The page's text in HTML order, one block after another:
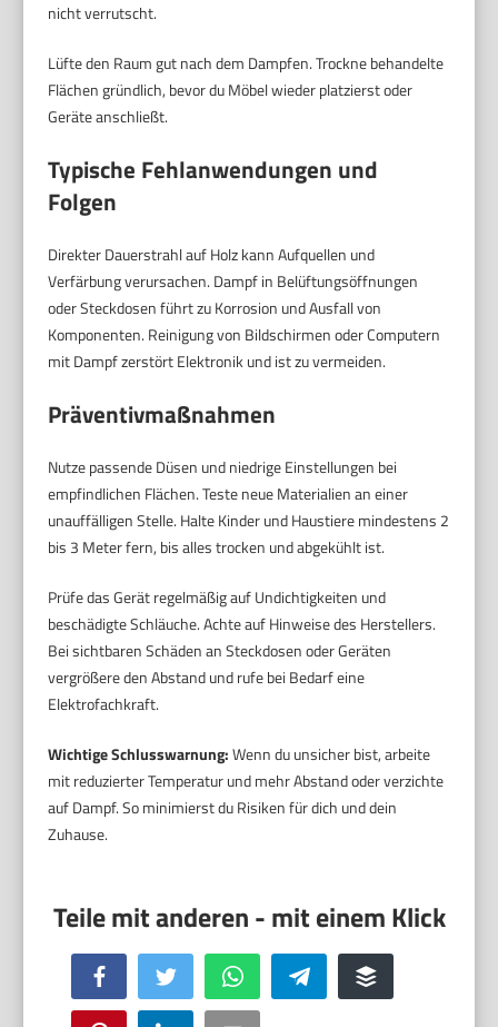
nicht verrutscht.
Lüfte den Raum gut nach dem Dampfen. Trockne behandelte
Flächen gründlich, bevor du Möbel wieder platzierst oder
Geräte anschließt.
Typische Fehlanwendungen und
Folgen
Direkter Dauerstrahl auf Holz kann Aufquellen und
Verfärbung verursachen. Dampf in Belüftungsöffnungen
oder Steckdosen führt zu Korrosion und Ausfall von
Komponenten. Reinigung von Bildschirmen oder Computern
mit Dampf zerstört Elektronik und ist zu vermeiden.
Präventivmaßnahmen
Nutze passende Düsen und niedrige Einstellungen bei
empfindlichen Flächen. Teste neue Materialien an einer
unauffälligen Stelle. Halte Kinder und Haustiere mindestens 2
bis 3 Meter fern, bis alles trocken und abgekühlt ist.
Prüfe das Gerät regelmäßig auf Undichtigkeiten und
beschädigte Schläuche. Achte auf Hinweise des Herstellers.
Bei sichtbaren Schäden an Steckdosen oder Geräten
vergrößere den Abstand und rufe bei Bedarf eine
Elektrofachkraft.
Wichtige Schlusswarnung:Wenn du unsicher bist, arbeite
mit reduzierter Temperatur und mehr Abstand oder verzichte
auf Dampf. So minimierst du Risiken für dich und dein
Zuhause.
Facebook Twitter WhatsApp Telegram Buffer